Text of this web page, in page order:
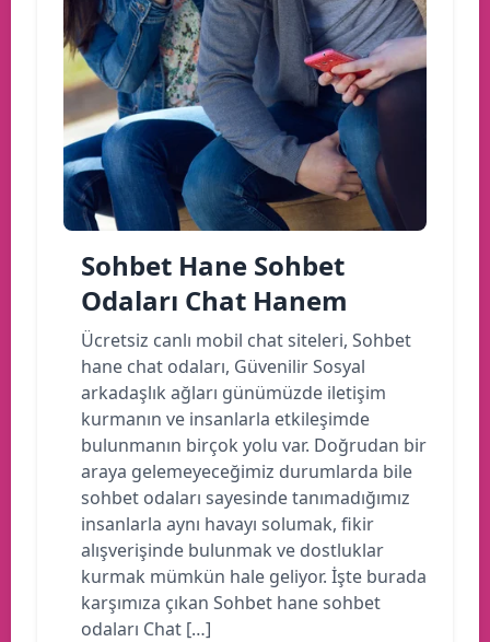
Sohbet Hane Sohbet
Odaları Chat Hanem
Ücretsiz canlı mobil chat siteleri, Sohbet
hane chat odaları, Güvenilir Sosyal
arkadaşlık ağları günümüzde iletişim
kurmanın ve insanlarla etkileşimde
bulunmanın birçok yolu var. Doğrudan bir
araya gelemeyeceğimiz durumlarda bile
sohbet odaları sayesinde tanımadığımız
insanlarla aynı havayı solumak, fikir
alışverişinde bulunmak ve dostluklar
kurmak mümkün hale geliyor. İşte burada
karşımıza çıkan Sohbet hane sohbet
odaları Chat […]